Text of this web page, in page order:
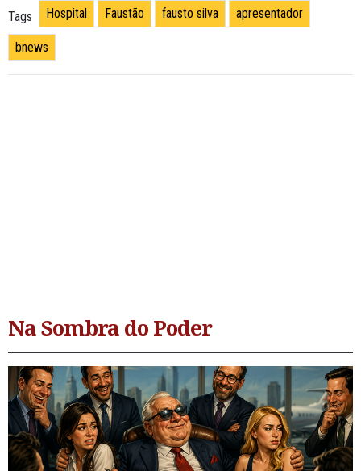
Tags Hospital Faustão fausto silva apresentador
bnews
Na Sombra do Poder